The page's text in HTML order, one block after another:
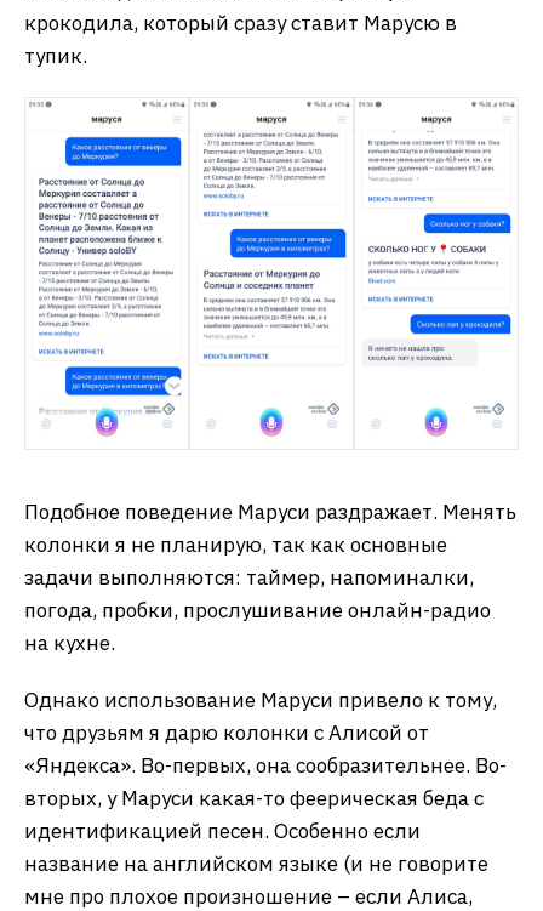
крокодила, который сразу ставит Марусю в
тупик.
Подобное поведение Маруси раздражает. Менять
колонки я не планирую, так как основные
задачи выполняются: таймер, напоминалки,
погода, пробки, прослушивание онлайн-радио
на кухне.
Однако использование Маруси привело к тому,
что друзьям я дарю колонки с Алисой от
«Яндекса». Во-первых, она сообразительнее. Во-
вторых, у Маруси какая-то феерическая беда с
идентификацией песен. Особенно если
название на английском языке (и не говорите
мне про плохое произношение – если Алиса,